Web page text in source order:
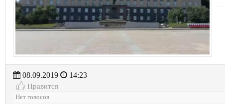
08.09.2019
14:23
Нравится
Нет голосов